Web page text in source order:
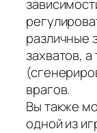
различные
захватов,
врагов.
Вы также
одной из